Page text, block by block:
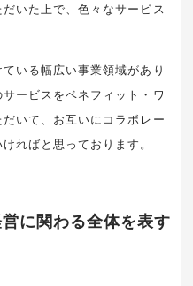
いた上で、色々なサービス
いる幅広い事業領域があり
ービスをベネフィット・ワ
いて、お互いにコラボレー
ればと思っております。
に関わる全体を表す